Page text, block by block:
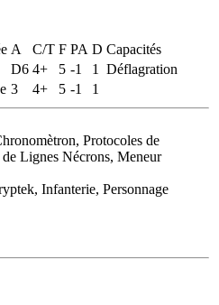
A C/T F PA D Capacités
D6 4+ 5 -1 1
Déflagration
3 4+ 5 -1 1
Protocoles de
Lignes Nécrons, Meneur
Infanterie, Personnage